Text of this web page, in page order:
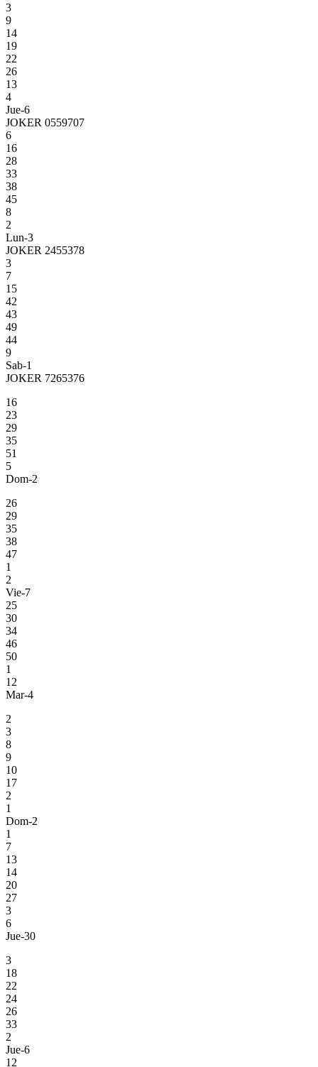
3
9
14
19
22
26
13
4
Jue-6
JOKER 0559707
6
16
28
33
38
45
8
2
Lun-3
JOKER 2455378
3
7
15
42
43
49
44
9
Sab-1
JOKER 7265376
16
23
29
35
51
5
Dom-2
26
29
35
38
47
1
2
Vie-7
25
30
34
46
50
1
12
Mar-4
2
3
8
9
10
17
2
1
Dom-2
1
7
13
14
20
27
3
6
Jue-30
3
18
22
24
26
33
2
Jue-6
12